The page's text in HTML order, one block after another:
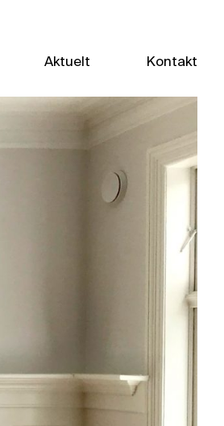
Aktuelt Kontakt